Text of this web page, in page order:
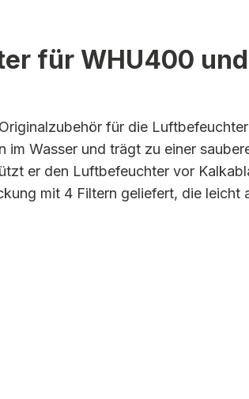
für WHU400
für die
im Wasser und trägt zu einer
er den Luftbefeuchter vor
mit 4 Filtern geliefert, die leicht